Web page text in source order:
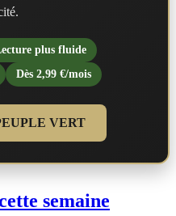
plus fluide
Dès 2,99 €/mois
VERT
semaine